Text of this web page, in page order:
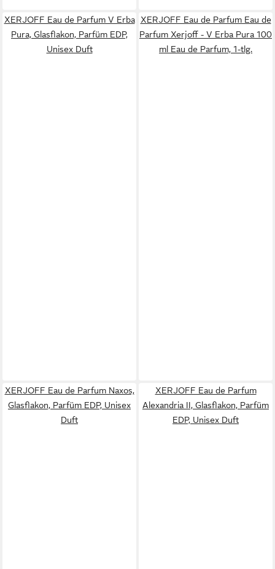
XERJOFF Eau de Parfum V Erba
Pura, Glasflakon, Parfüm EDP,
Unisex Duft
XERJOFF Eau de Parfum Eau de
Parfum Xerjoff - V Erba Pura 100
ml Eau de Parfum, 1-tlg.
XERJOFF Eau de Parfum Naxos,
Glasflakon, Parfüm EDP, Unisex
Duft
XERJOFF Eau de Parfum
Alexandria II, Glasflakon, Parfüm
EDP, Unisex Duft